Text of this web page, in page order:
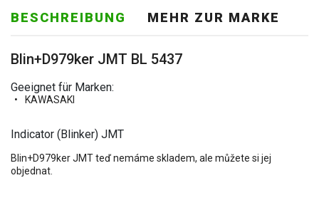
BESCHREIBUNG MEHR ZUR MARKE
Blin+D979ker JMT BL 5437
Geeignet für Marken:
KAWASAKI
Indicator (Blinker) JMT
Blin+D979ker JMT teď nemáme skladem, ale můžete si jej
objednat.